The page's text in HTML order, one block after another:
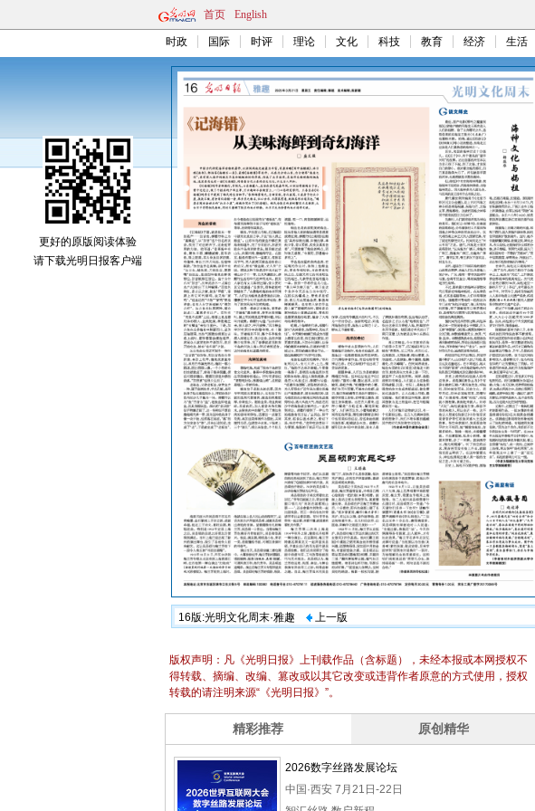
首页 English
时政 国际 时评 理论 文化 科技 教育 经济 生活
16版:光明文化周末·雅趣 上一版
更好的原版阅读体验
请下载光明日报客户端